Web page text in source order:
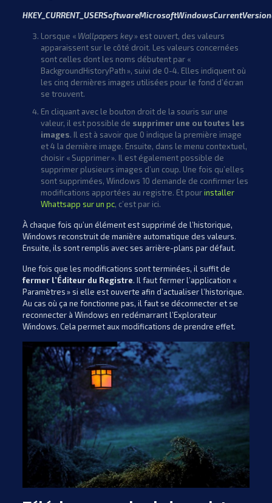
Lorsque « Wallpapers key» est ouvert, des valeurs
apparaissent sur le côté droit. Les valeurs concernées
sont celles dont les noms débutent par «
BackgroundHistoryPath », suivi de 0-4. Elles indiquent où
les cinq dernières images utilisées pour le fond d’écran
se trouvent.
En cliquant avec le bouton droit de la souris sur une
valeur, il est possible de supprimer une ou toutes les
images. Il est à savoir que 0 indique la première image
et 4 la dernière image. Ensuite, dans le menu contextuel,
choisir « Supprimer ». Il est également possible de
supprimer plusieurs images d’un coup. Une fois qu’elles
sont supprimées, Windows 10 demande de confirmer les
modifications apportées au registre. Et pourinstaller
Whattsapp sur un pc, c’est par ici.
À chaque fois qu’un élément est supprimé de l’historique,
Windows reconstruit de manière automatique des valeurs.
Ensuite, ils sont remplis avec ses arrière-plans par défaut.
Une fois que les modifications sont terminées, il suffit de
fermer l’Éditeur du Registre. Il faut fermer l’application «
Paramètres » si elle est ouverte afin d’actualiser l’historique.
Au cas où ça ne fonctionne pas, il faut se déconnecter et se
reconnecter à Windows en redémarrant l’Explorateur
Windows. Cela permet aux modifications de prendre effet.